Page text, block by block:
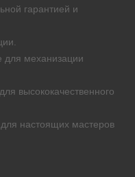
гарантией и
механизации
высококачественного
настоящих мастеров